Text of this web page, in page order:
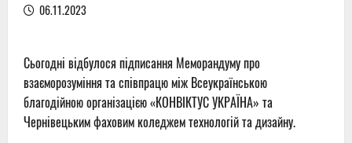
06.11.2023
Сьогодні відбулося підписання Меморандуму про
взаєморозуміння та співпрацю між Всеукраїнською
благодійною організацією «КОНВІКТУС УКРАЇНА» та
Чернівецьким фаховим коледжем технологій та дизайну.